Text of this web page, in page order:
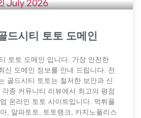
드시티 토토 도메인
토토 도메인 입니다. 가장 안전한
신 도메인 정보를 안내 드립니다. 전
골드시티 토토는 철저한 보안과 신
종 커뮤니티 리뷰에서 최고의 평점
온라인 토토 사이트입니다. 먹튀폴
, 알파토토, 토토랭크, 카지노폴리스